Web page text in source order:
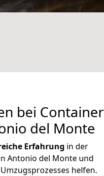
bei Container
del Monte
Erfahrung in der
Antonio del Monte und
helfen.